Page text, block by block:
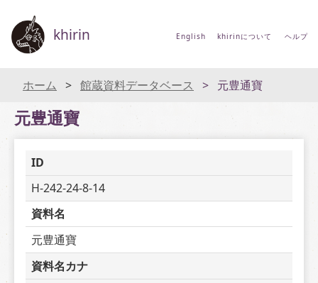
khirin English khirinについて ヘルプ
ホーム 館蔵資料データベース 元豊通寶
元豊通寶
ID
H-242-24-8-14
資料名
元豊通寶
資料名カナ